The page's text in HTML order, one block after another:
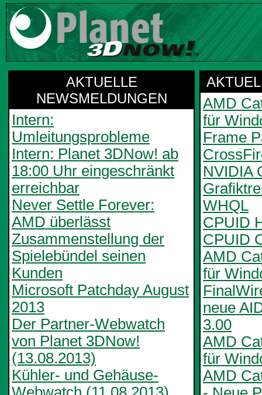
AKTUELLE
NEWSMELDUNGEN
Intern:
Umleitungsprobleme
Intern: Planet 3DNow! ab
18:00 Uhr eingeschränkt
erreichbar
Never Settle Forever:
AMD überlässt
Zusammenstellung der
Spielebündel seinen
Kunden
Microsoft Patchday August
2013
Der Partner-Webwatch
von Planet 3DNow!
(13.08.2013)
Kühler- und Gehäuse-
AMD
für
Frame
NVIDIA
WHQL
CPUID
CPUID
AMD
für
neue
3.00
AMD
für
AMD